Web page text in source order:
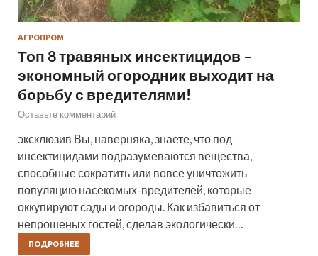
АГРОПРОМ
Топ 8 травяных инсектицидов –
экономный огородник выходит на
борьбу с вредителями!
Оставьте комментарий
эксклюзив Вы, наверняка, знаете, что под
инсектицидами подразумеваются вещества,
способные сократить или вовсе уничтожить
популяцию насекомых-вредителей, которые
оккупируют сады и огороды. Как избавиться от
непрошеных гостей, сделав экологически…
ПОДРОБНЕЕ